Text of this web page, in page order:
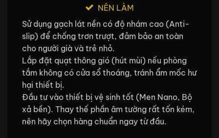
NÊN LÀM
Sử dụng gạch lát nền có độ nhám cao (Anti-
slip) để chống trơn trượt, đảm bảo an toàn
cho người già và trẻ nhỏ.
Lắp đặt quạt thông gió (hút mùi) nếu phòng
tắm không có cửa sổ thoáng, tránh ẩm mốc hư
hại thiết bị.
Đầu tư vào thiết bị vệ sinh tốt (Men Nano, Bộ
xả bền). Thay thế phần âm tường rất tốn kém,
nên hãy chọn hàng chuẩn ngay từ đầu.